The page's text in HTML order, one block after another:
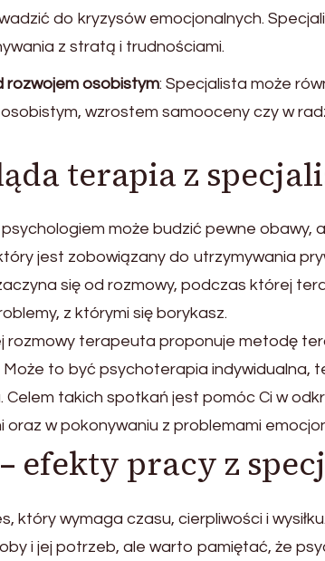
do kryzysów emocjonalnych.
z stratą i trudnościami.
rozwojem osobistym: Specjalista może
wzrostem samooceny czy w
terapia z
psychologiem może budzić pewne
jest zobowiązany do utrzymywania
się od rozmowy, podczas której
z którymi się borykasz.
rozmowy terapeuta proponuje metodę
Może to być psychoterapia indywidualna,
takich spotkań jest pomóc Ci w
oraz w pokonywaniu z problemami
efekty pracy z
który wymaga czasu, cierpliwości i
i jej potrzeb, ale warto pamiętać, że